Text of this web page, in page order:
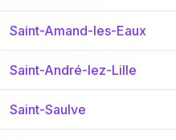
Saint-Amand-les-Eaux
Saint-André-lez-Lille
Saint-Saulve